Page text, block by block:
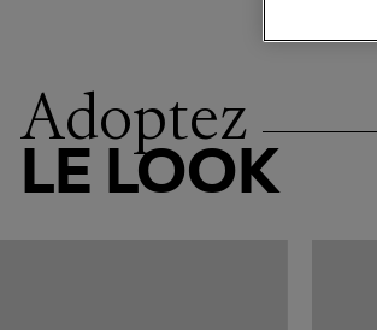
Adoptez
LE LOOK